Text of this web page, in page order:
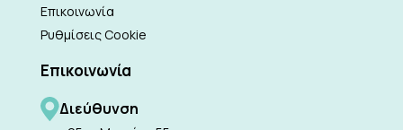
Επικοινωνία
Ρυθμίσεις Cookie
Επικοινωνία
Διεύθυνση